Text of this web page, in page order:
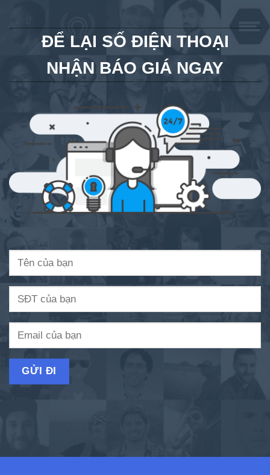
ĐỂ LẠI SỐ ĐIỆN THOẠI
NHẬN BÁO GIÁ NGAY